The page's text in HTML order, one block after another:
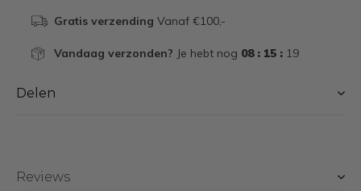
Gratis verzending Vanaf €100,-
Vandaag verzonden? Je hebt nog 08 : 15 : 18
Delen
Reviews